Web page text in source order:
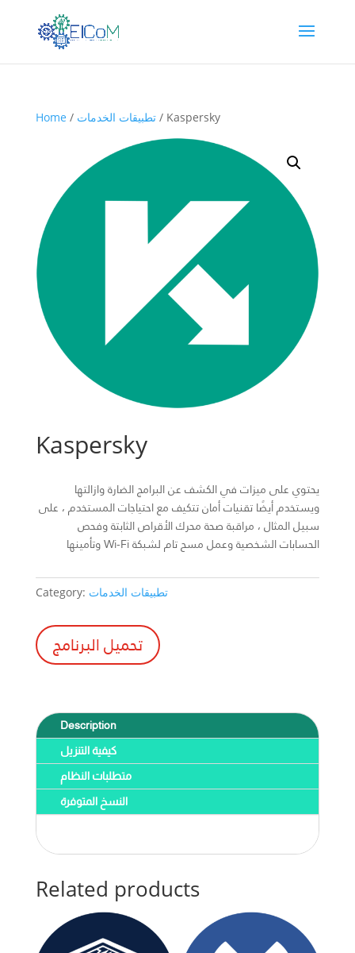
Home / تطبيقات الخدمات/ Kaspersky
Kaspersky
يحتوي على ميزات في الكشف عن البرامج الضارة وازالتها
ويستخدم أيضًا تقنيات أمان تتكيف مع احتياجات المستخدم ، على
سبيل المثال ، مراقبة صحة محرك الأقراص الثابتة وفحص
الحسابات الشخصية وعمل مسح تام لشبكة Wi-Fi وتأمينها
Category: تطبيقات الخدمات
تحميل البرنامج
Description
كيفية التنزيل
متطلبات النظام
النسخ المتوفرة
Related products